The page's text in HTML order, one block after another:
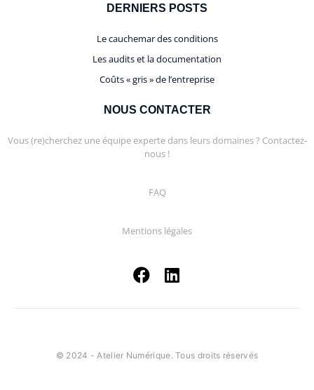
DERNIERS POSTS
Le cauchemar des conditions
Les audits et la documentation
Coûts « gris » de l’entreprise
NOUS CONTACTER
Vous (re)cherchez une équipe experte dans leurs domaines ? Contactez-
nous !
FAQ
Mentions légales
© 2024 - Atelier Numérique. Tous droits réservés